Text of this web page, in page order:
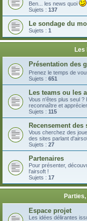
Ben... les news quoi
Sujets : 137
Le sondage du
Sujets : 1
Les
Présentation des
Prenez le temps de
Sujets : 651
Les teams ou les
Vous n'êtes plus seul ?
reconnaître et
Sujets : 115
Recensement
Vous cherchez des
des sites parlant
Sujets : 27
Partenaires
Pour présenter,
l'airsoft !
Sujets : 17
Espace projet
Les idées délirantes